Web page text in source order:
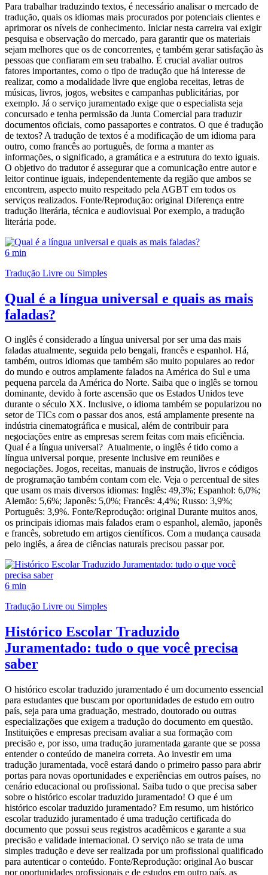
Para trabalhar traduzindo textos, é necessário analisar o mercado de
tradução, quais os idiomas mais procurados por potenciais clientes e
aprimorar os níveis de conhecimento. Iniciar nesta carreira vai exigir
pesquisa e observação do mercado, para garantir que os materiais
sejam melhores que os de concorrentes, e também gerar satisfação às
pessoas que confiaram em seu trabalho. É crucial avaliar outros
fatores importantes, como o tipo de tradução que há interesse de
realizar, como a modalidade livre que engloba receitas, letras de
músicas, livros, jogos, websites e campanhas publicitárias, por
exemplo. Já o serviço juramentado exige que o especialista seja
concursado e tenha permissão da Junta Comercial para traduzir
documentos oficiais, como passaportes e contratos. O que é tradução
de textos? A tradução de textos é a modificação de um idioma para
outro, como francês ao português, de forma a manter as
informações, o significado, a gramática e a estrutura do texto iguais.
O objetivo do tradutor é assegurar que a comunicação entre autor e
leitor continue iguais, independentemente da região que ambos se
encontrem, aspecto muito respeitado pela AGBT em todos os
serviços realizados. Fonte/Reprodução: original Diferença entre
tradução literária, técnica e audiovisual Por exemplo, a tradução
literária pode.
6 min
Tradução Livre ou Simples
Qual é a língua universal e quais as mais
faladas?
O inglês é considerado a língua universal por ser uma das mais
faladas atualmente, seguida pelo bengali, francês e espanhol. Há,
também, outros idiomas que também são muito populares ao redor
do mundo e outros amplamente falados na América do Sul e uma
pequena parcela da América do Norte. Saiba que o inglês se tornou
dominante, devido à forte ascensão que os Estados Unidos teve
durante o século XX. Inclusive, o idioma também se popularizou no
setor de TICs com o passar dos anos, está amplamente presente na
indústria cinematográfica e musical, além de contribuir para
negociações entre as empresas serem feitas com mais eficiência.
Qual é a língua universal? Atualmente, o inglês é tido como a
língua universal porque, presente inclusive em reuniões e
negociações. Jogos, receitas, manuais de instrução, livros e códigos
de programação também contam com ele. Veja o percentual de sites
que usam os mais diversos idiomas: Inglês: 49,3%; Espanhol: 6,0%;
Alemão: 5,6%; Japonês: 5,0%; Francês: 4,4%; Russo: 3,9%;
Português: 3,9%. Fonte/Reprodução: original Durante muitos anos,
os principais idiomas mais falados eram o espanhol, alemão, japonês
e francês, sobretudo em artigos científicos. Com a mudança causada
pelo inglês, a área de ciências naturais precisou passar por.
6 min
Tradução Livre ou Simples
Histórico Escolar Traduzido
Juramentado: tudo o que você precisa
saber
O histórico escolar traduzido juramentado é um documento essencial
para estudantes que buscam por oportunidades de estudo em outro
país, seja para uma graduação, mestrado, doutorado ou outras
especializações que exigem a tradução do documento em questão.
Instituições e empresas precisam avaliar a sua formação com
precisão e, por isso, uma tradução juramentada garante que se possa
entender o conteúdo de maneira correta. Ao investir em uma
tradução juramentada, você estará dando o primeiro passo para abrir
portas para novas oportunidades e experiências em outros países, no
cenário educacional ou profissional. Saiba tudo o que precisa saber
sobre o histórico escolar traduzido juramentado! O que é um
histórico escolar traduzido juramentado? Em resumo, um histórico
escolar traduzido juramentado é uma tradução certificada do
documento que possui seus registros acadêmicos e garante a sua
precisão e validade internacional. O serviço não se trata de uma
simples tradução e deve ser realizada por um profissional qualificado
para autenticar o conteúdo. Fonte/Reprodução: original Ao buscar
por oportunidades profissionais e de estudos em outro país, as